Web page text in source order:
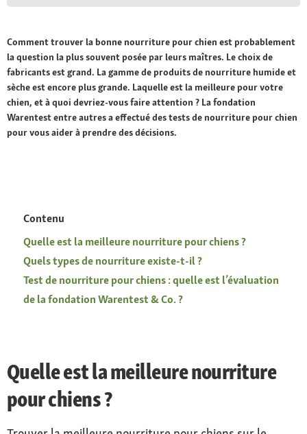
Comment trouver la bonne nourriture pour chien est probablement
la question la plus souvent posée par leurs maîtres. Le choix de
fabricants est grand. La gamme de produits de nourriture humide et
sèche est encore plus grande. Laquelle est la meilleure pour votre
chien, et à quoi devriez-vous faire attention ? La fondation
Warentest entre autres a effectué des tests de nourriture pour chien
pour vous aider à prendre des décisions.
Contenu
Quelle est la meilleure nourriture pour chiens ?
Quels types de nourriture existe-t-il ?
Test de nourriture pour chiens : quelle est l’évaluation
de la fondation Warentest & Co. ?
Quelle est la meilleure nourriture
pour chiens ?